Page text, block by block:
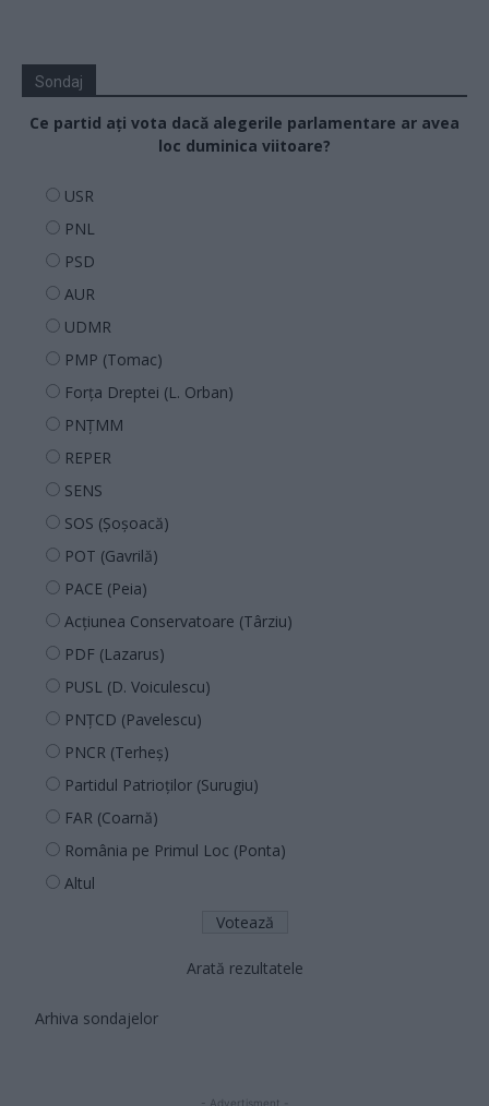
Sondaj
Ce partid ați vota dacă alegerile parlamentare ar avea
loc duminica viitoare?
USR
PNL
PSD
AUR
UDMR
PMP (Tomac)
Forța Dreptei (L. Orban)
PNȚMM
REPER
SENS
SOS (Șoșoacă)
POT (Gavrilă)
PACE (Peia)
Acțiunea Conservatoare (Târziu)
PDF (Lazarus)
PUSL (D. Voiculescu)
PNȚCD (Pavelescu)
PNCR (Terheș)
Partidul Patrioților (Surugiu)
FAR (Coarnă)
România pe Primul Loc (Ponta)
Altul
Arată rezultatele
Arhiva sondajelor
- Advertisment -